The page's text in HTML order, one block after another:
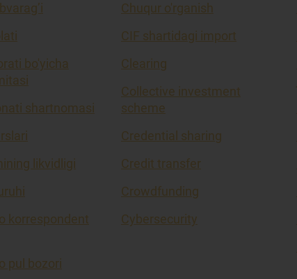
bo'yicha
shartnomasi
likvidligi
korrespondent
pul bozori
Chuqur o'rganish
CIF shartidagi import
Clearing
Collective investment
scheme
Credential sharing
Credit transfer
Crowdfunding
Cybersecurity